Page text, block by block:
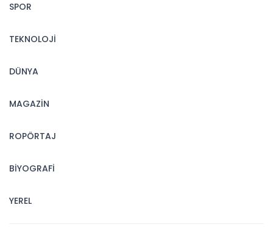
SPOR
TEKNOLOJİ
DÜNYA
MAGAZİN
ROPÖRTAJ
BİYOGRAFİ
YEREL